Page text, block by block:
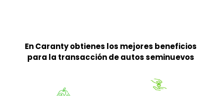
En Caranty obtienes los mejores beneficios
para la transacción de autos seminuevos